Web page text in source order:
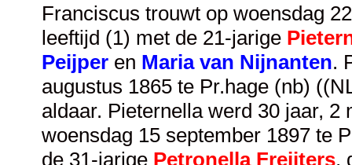
Franciscus trouwt op woensdag
leeftijd (1) met de 21-jarige
Peijperen Maria van Nijnanten.
augustus 1865 te Pr.hage (nb)
aldaar. Pieternella werd 30 jaar,
woensdag 15 september 1897 te
de 31-jarige Petronella Freijters,